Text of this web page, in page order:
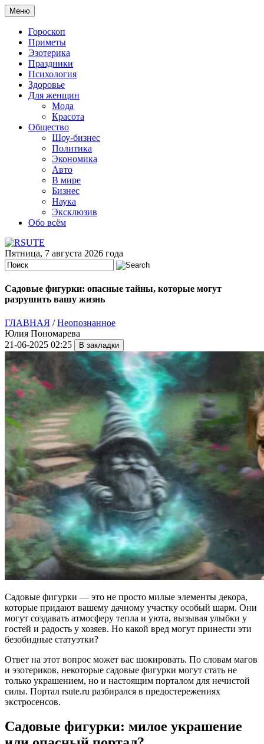
Меню
Гороскоп
Приметы
Эзотерика
Праздники
Психология
Здоровье
Для женщин
Мода
Красота
Общество
Шоу-бизнес
Политика
Экономика
Авто
В мире
Бизнес
Наука
Эксклюзив
Обо всём
Пятница, 7 августа 2026 года
Садовые фигурки: опасные тайны, которые могут
разрушить вашу жизнь
ГЛАВНАЯ /Неопознанное
Юлия Пономарева
21-06-2025 02:25
Садовые фигурки — это не просто милые элементы декора,
которые придают вашему дачному участку особый шарм. Они
могут создавать атмосферу тепла и уюта, вызывая улыбки у
гостей и радость у хозяев. Но какой вред могут принести эти
безобидные статуэтки?
Ответ на этот вопрос может вас шокировать. По словам магов
и эзотериков, некоторые садовые фигурки могут стать не
только украшением, но и настоящим порталом для нечистой
силы. Портал rsute.ru разбирался в предостережениях
экстросенсов.
Садовые фигурки: милое украшение